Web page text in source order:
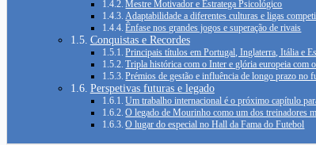
Mestre Motivador e Estratega Psicológico
Adaptabilidade a diferentes culturas e ligas
Ênfase nos grandes jogos e superação de rivais
Conquistas e Recordes
Principais títulos em Portugal, Inglaterra, Itália e
Tripla histórica com o Inter e glória europeia com
Prémios de gestão e influência de longo prazo no
Perspetivas futuras e legado
Um trabalho internacional é o próximo capítulo
O legado de Mourinho como um dos treinadores
O lugar do especial no Hall da Fama do Futebol